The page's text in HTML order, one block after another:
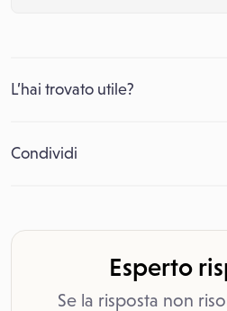
L’hai trovato utile?
Condividi
Esperto
Se la risposta non